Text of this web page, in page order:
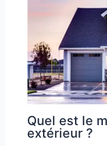
Quel est le
extérieur ?